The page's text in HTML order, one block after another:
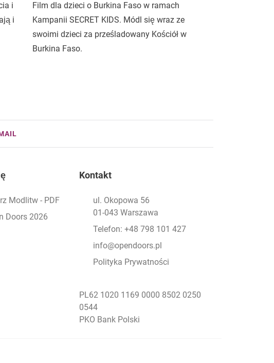
i
i
Film dla dzieci o Burkina Faso w ramach
Kampanii SECRET KIDS. Módl się wraz ze
swoimi dzieci za prześladowany Kościół w
Burkina Faso.
Kontakt
ul. Okopowa 56
01-043 Warszawa
Telefon: +48 798 101 427
info@opendoors.pl
Polityka Prywatności
PL62 1020 1169 0000 8502 0250
0544
PKO Bank Polski
Modlitw - PDF
Doors 2026